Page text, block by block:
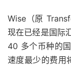
Wise（原
现在已经是国际
40 多个币种的
速度最少的费用